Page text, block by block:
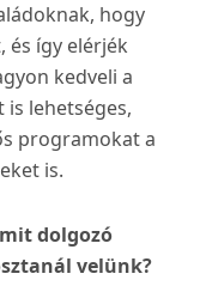
hogy
és így elérjék
kedveli a
lehetséges,
programokat a
is.
dolgozó
velünk?